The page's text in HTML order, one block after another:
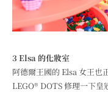
3 Elsa 的化妝室
阿德爾王國的 Elsa 女王也
LEGO® DOTS 修理一下